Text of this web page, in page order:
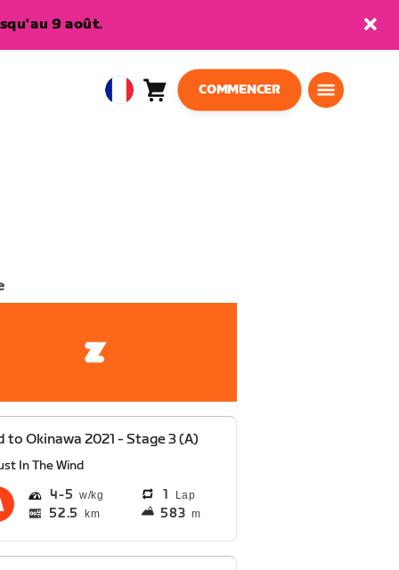
9 août.
EuropeanPanier 0
COMMENCER
to Okinawa 2021 - Stage 3 (A)
In The Wind
4 5 1 Lap
52.5 km 583 m